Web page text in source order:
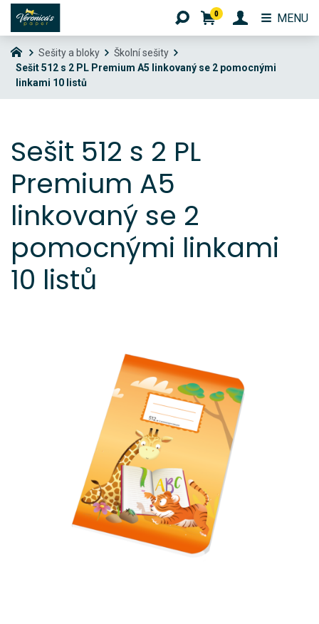
Sešity a bloky
Školní sešity
Sešit 512 s 2 PL Premium A5 linkovaný se 2 pomocnými
linkami 10 listů
Sešit 512 s 2 PL
Premium A5
linkovaný se 2
pomocnými linkami
10 listů
0 MENU